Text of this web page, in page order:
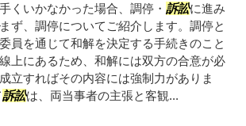
くいかなかった場合、調停・ 訴訟に進み
まず、調停についてご紹介します。調停と
員を通じて和解を決定する手続きのこと
上にあるため、和解には双方の合意が必
立すればその内容には強制力がありま
訴訟は、両当事者の主張と客観...